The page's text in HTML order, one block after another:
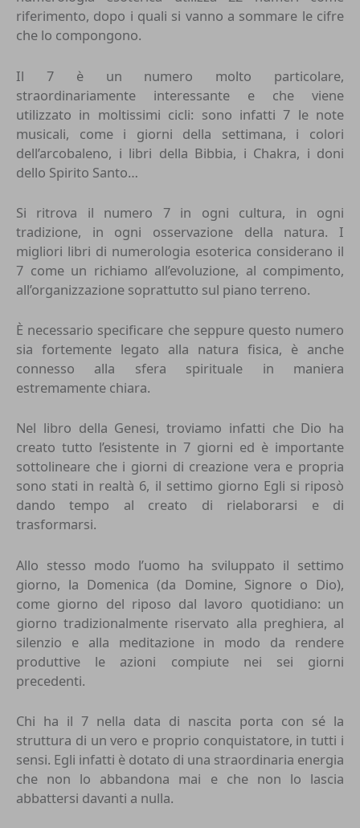
riferimento, dopo i quali si vanno a sommare le cifre
che lo compongono.
Il 7 è un numero molto particolare,
straordinariamente interessante e che viene
utilizzato in moltissimi cicli: sono infatti 7 le note
musicali, come i giorni della settimana, i colori
dell’arcobaleno, i libri della Bibbia, i Chakra, i doni
dello Spirito Santo…
Si ritrova il numero 7 in ogni cultura, in ogni
tradizione, in ogni osservazione della natura. I
migliori libri di numerologia esoterica considerano il
7 come un richiamo all’evoluzione, al compimento,
all’organizzazione soprattutto sul piano terreno.
È necessario specificare che seppure questo numero
sia fortemente legato alla natura fisica, è anche
connesso alla sfera spirituale in maniera
estremamente chiara.
Nel libro della Genesi, troviamo infatti che Dio ha
creato tutto l’esistente in 7 giorni ed è importante
sottolineare che i giorni di creazione vera e propria
sono stati in realtà 6, il settimo giorno Egli si riposò
dando tempo al creato di rielaborarsi e di
trasformarsi.
Allo stesso modo l’uomo ha sviluppato il settimo
giorno, la Domenica (da Domine, Signore o Dio),
come giorno del riposo dal lavoro quotidiano: un
giorno tradizionalmente riservato alla preghiera, al
silenzio e alla meditazione in modo da rendere
produttive le azioni compiute nei sei giorni
precedenti.
Chi ha il 7 nella data di nascita porta con sé la
struttura di un vero e proprio conquistatore, in tutti i
sensi. Egli infatti è dotato di una straordinaria energia
che non lo abbandona mai e che non lo lascia
abbattersi davanti a nulla.